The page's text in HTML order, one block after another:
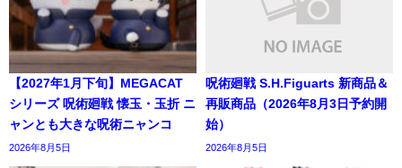
【2027年1月下旬】MEGACAT
シリーズ 呪術廻戦 懐玉・玉折 ニ
ャンとも大きな呪術ニャンコ
2026年8月5日
呪術廻戦 S.H.Figuarts 新商品＆
再販商品（2026年8月3日予約開
始）
2026年8月5日